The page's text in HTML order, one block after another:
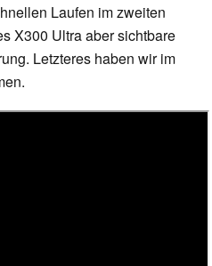
Laufen im zweiten
X300 Ultra aber sichtbare
Letzteres haben wir im